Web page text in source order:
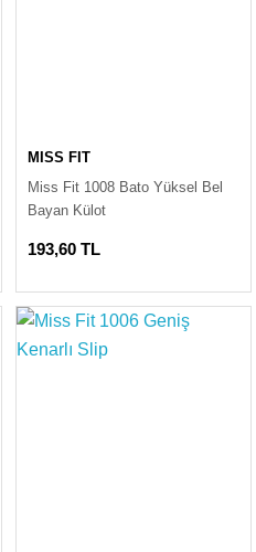
MISS FIT
Miss Fit 1008 Bato Yüksel Bel
Bayan Külot
193,60 TL